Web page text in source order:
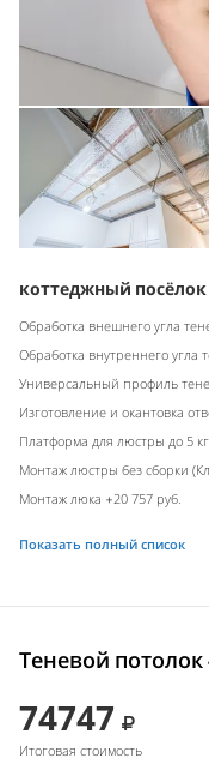
коттеджный
Обработка внешнего угла
Обработка внутреннего
Универсальный профиль
Изготовление и окантовка
Платформа для люстры до 5 кг
Монтаж люстры без сборки
Монтаж люка +20 757 руб.
Показать полный список
Теневой потолок
74747
Итоговая стоимость